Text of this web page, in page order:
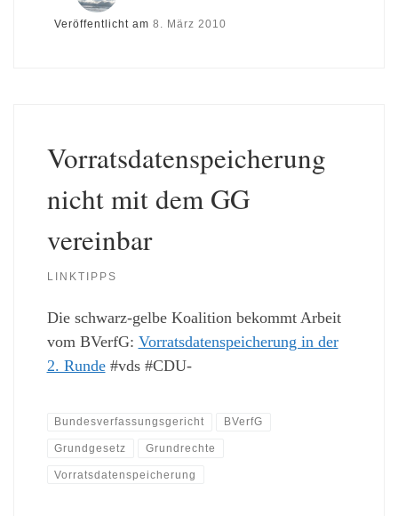
Veröffentlicht am 8. März 2010
Vorratsdatenspeicherung
nicht mit dem GG
vereinbar
LINKTIPPS
Die schwarz-gelbe Koalition bekommt Arbeit
vom BVerfG: Vorratsdatenspeicherung in der
2. Runde#vds #CDU-
Bundesverfassungsgericht BVerfG
Grundgesetz Grundrechte
Vorratsdatenspeicherung